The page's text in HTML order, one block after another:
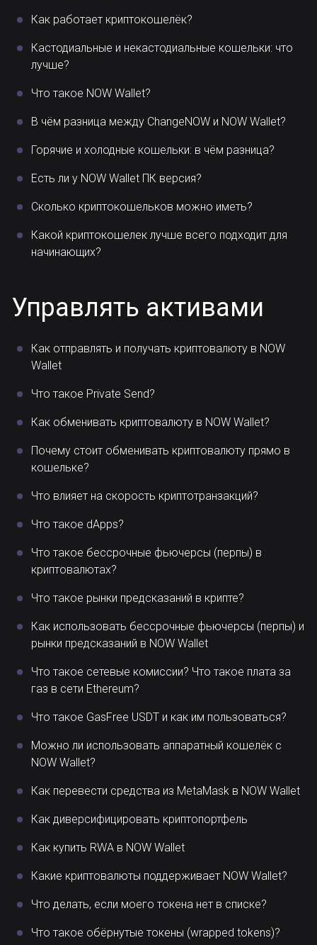
Как работает криптокошелёк?
Кастодиальные и некастодиальные кошельки: что
лучше?
Что такое NOW Wallet?
В чём разница между ChangeNOW и NOW Wallet?
Горячие и холодные кошельки: в чём разница?
Есть ли у NOW Wallet ПК версия?
Сколько криптокошельков можно иметь?
Какой криптокошелек лучше всего подходит для
начинающих?
Управлять активами
Как отправлять и получать криптовалюту в NOW
Wallet
Что такое Private Send?
Как обменивать криптовалюту в NOW Wallet?
Почему стоит обменивать криптовалюту прямо в
кошельке?
Что влияет на скорость криптотранзакций?
Что такое dApps?
Что такое бессрочные фьючерсы (перпы) в
криптовалютах?
Что такое рынки предсказаний в крипте?
Как использовать бессрочные фьючерсы (перпы) и
рынки предсказаний в NOW Wallet
Что такое сетевые комиссии? Что такое плата за
газ в сети Ethereum?
Что такое GasFree USDT и как им пользоваться?
Можно ли использовать аппаратный кошелёк с
NOW Wallet?
Как перевести средства из MetaMask в NOW Wallet
Как диверсифицировать криптопортфель
Как купить RWA в NOW Wallet
Какие криптовалюты поддерживает NOW Wallet?
Что делать, если моего токена нет в списке?
Что такое обёрнутые токены (wrapped tokens)?